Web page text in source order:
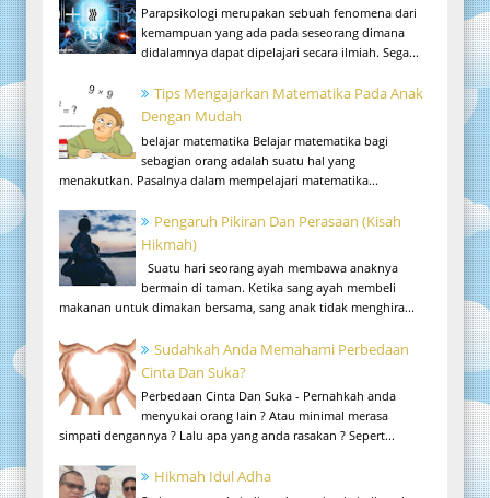
Parapsikologi merupakan sebuah fenomena dari
kemampuan yang ada pada seseorang dimana
didalamnya dapat dipelajari secara ilmiah. Sega...
Tips Mengajarkan Matematika Pada Anak
Dengan Mudah
belajar matematika Belajar matematika bagi
sebagian orang adalah suatu hal yang
menakutkan. Pasalnya dalam mempelajari matematika...
Pengaruh Pikiran Dan Perasaan (Kisah
Hikmah)
Suatu hari seorang ayah membawa anaknya
bermain di taman. Ketika sang ayah membeli
makanan untuk dimakan bersama, sang anak tidak menghira...
Sudahkah Anda Memahami Perbedaan
Cinta Dan Suka?
Perbedaan Cinta Dan Suka - Pernahkah anda
menyukai orang lain ? Atau minimal merasa
simpati dengannya ? Lalu apa yang anda rasakan ? Sepert...
Hikmah Idul Adha